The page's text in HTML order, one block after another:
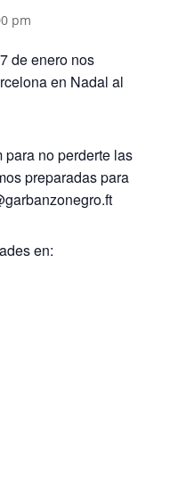
pm
de enero nos
en Nadal al
para no perderte las
preparadas para
en: